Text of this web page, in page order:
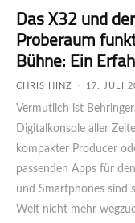
Das X32 und
Probe­raum
Bühne: Ein
CHRIS HINZ - 17. JULI
Vermutlich ist Behringers X32 Mixer die
Digitalkonsole aller
kompakter Producer
passenden Apps für
und Smartphones sind
Welt nicht mehr